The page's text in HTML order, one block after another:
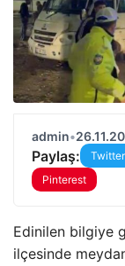
admin•
Paylaş: Twitter
Pinterest
Edinilen bilgiye
ilçesinde